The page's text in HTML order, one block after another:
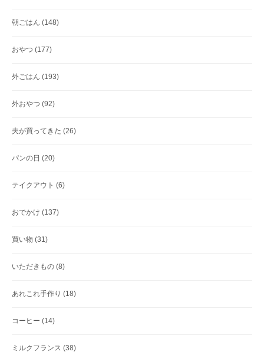
朝ごはん (148)
おやつ (177)
外ごはん (193)
外おやつ (92)
夫が買ってきた (26)
パンの日 (20)
テイクアウト (6)
おでかけ (137)
買い物 (31)
いただきもの (8)
あれこれ手作り (18)
コーヒー (14)
ミルクフランス (38)